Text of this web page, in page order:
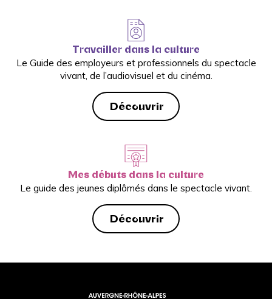
Travailler dans la culture
Le Guide des employeurs et professionnels du spectacle
vivant, de l’audiovisuel et du cinéma.
Découvrir
Mes débuts dans la culture
Le guide des jeunes diplômés dans le spectacle vivant.
Découvrir